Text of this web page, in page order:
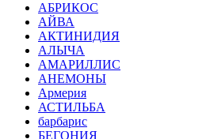
АБРИКОС
АЙВА
АКТИНИДИЯ
АЛЫЧА
АМАРИЛЛИС
АНЕМОНЫ
Армерия
АСТИЛЬБА
барбарис
БЕГОНИЯ